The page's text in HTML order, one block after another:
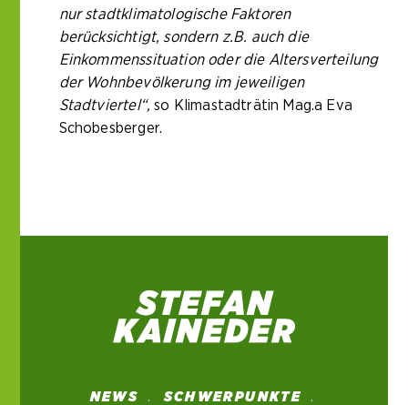
nur stadtklimatologische Faktoren
berücksichtigt, sondern z.B. auch die
Einkommenssituation oder die Altersverteilung
der Wohnbevölkerung im jeweiligen
Stadtviertel“, so Klimastadträtin Mag.a Eva
Schobesberger.
NEWS
SCHWERPUNKTE